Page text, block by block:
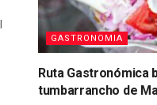
GASTRONOMIA
Ruta Gastronómica
tumbarrancho de